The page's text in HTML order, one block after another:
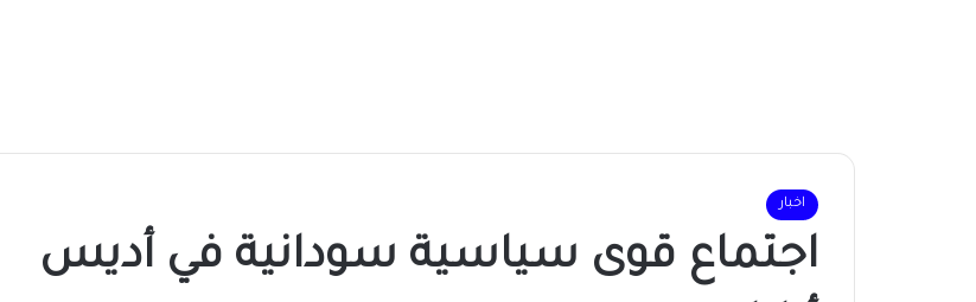
اخبار
اجتماع قوى سياسية سودانية في أديس